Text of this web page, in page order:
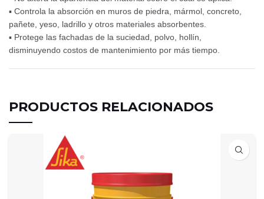
▪ Controla la absorción en muros de piedra, mármol, concreto,
pañete, yeso, ladrillo y otros materiales absorbentes.
▪ Protege las fachadas de la suciedad, polvo, hollín,
disminuyendo costos de mantenimiento por más tiempo.
PRODUCTOS RELACIONADOS